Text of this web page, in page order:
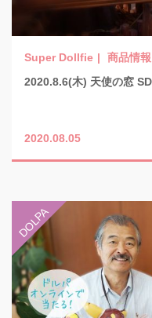
商品情
2020.8.6(木) 天使の窓
2020.08.05